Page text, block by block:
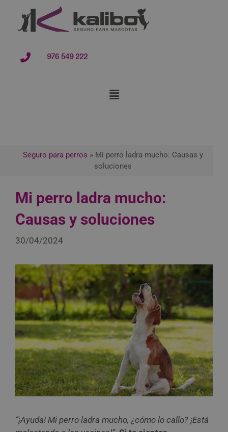
contenido
976 549 222
Seguro para perros » Mi perro ladra mucho: Causas y
soluciones
Mi perro ladra mucho:
Causas y soluciones
30/04/2024
“¡Ayuda! Mi perro ladra mucho, ¿cómo lo callo? ¡Está